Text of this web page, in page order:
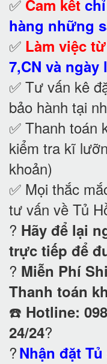
✅ Cam kết
hàng những
✅ Làm việc
7,CN và ngày
✅ Tư vấn kê
bảo hành tại
✅ Thanh toán
kiểm tra kĩ
khoản)
✅ Mọi thắc
tư vấn về Tủ
? Hãy để lại
trực tiếp để
? Miễn Phí
Thanh toán
☎️ Hotline:
24/24?
?Nhận đặt